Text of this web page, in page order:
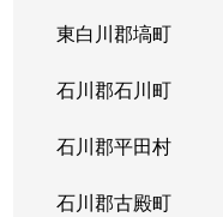
東白川郡塙町
石川郡石川町
石川郡平田村
石川郡古殿町